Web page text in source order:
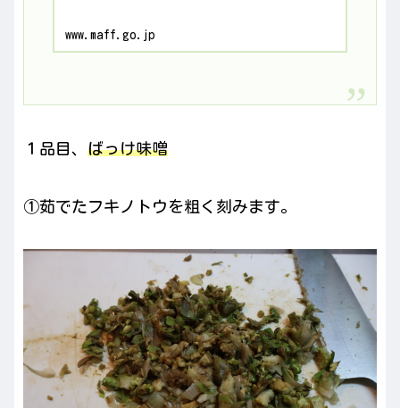
www.maff.go.jp
１品目、 ばっけ味噌
①茹でたフキノトウを粗く刻みます。